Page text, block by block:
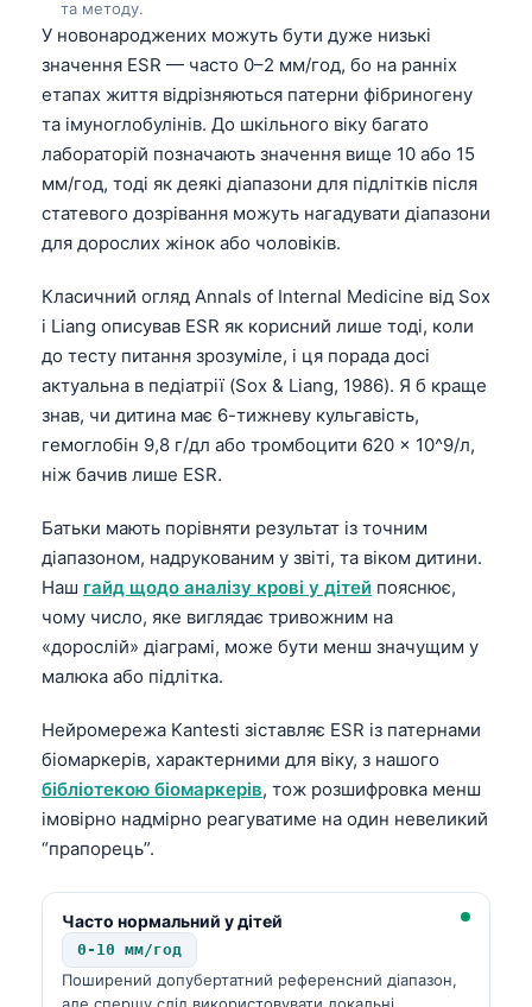
та методу.
У новонароджених можуть бути дуже низькі
значення ESR — часто 0–2 мм/год, бо на ранніх
етапах життя відрізняються патерни фібриногену
та імуноглобулінів. До шкільного віку багато
лабораторій позначають значення вище 10 або 15
мм/год, тоді як деякі діапазони для підлітків після
статевого дозрівання можуть нагадувати діапазони
для дорослих жінок або чоловіків.
Класичний огляд Annals of Internal Medicine від Sox
і Liang описував ESR як корисний лише тоді, коли
до тесту питання зрозуміле, і ця порада досі
актуальна в педіатрії (Sox & Liang, 1986). Я б краще
знав, чи дитина має 6-тижневу кульгавість,
гемоглобін 9,8 г/дл або тромбоцити 620 × 10^9/л,
ніж бачив лише ESR.
Батьки мають порівняти результат із точним
діапазоном, надрукованим у звіті, та віком дитини.
Наш гайд щодо аналізу крові у дітей пояснює,
чому число, яке виглядає тривожним на
«дорослій» діаграмі, може бути менш значущим у
малюка або підлітка.
Нейромережа Kantesti зіставляє ESR із патернами
біомаркерів, характерними для віку, з нашого
бібліотекою біомаркерів, тож розшифровка менш
імовірно надмірно реагуватиме на один невеликий
“прапорець”.
Часто нормальний у дітей
0-10 мм/год
Поширений допубертатний референсний діапазон,